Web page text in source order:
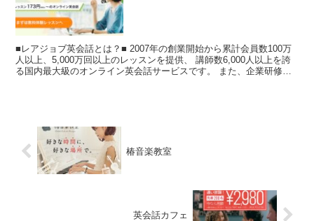
■レアジョブ英会話とは？■ 2007年の創業開始から累計会員数100万
人以上、5,000万回以上のレッスンを提供、 講師数6,000人以上を誇
る国内最大級のオンライン英会話サービスです。 また、企業研修へ
椿音楽教室
英会話カフェ